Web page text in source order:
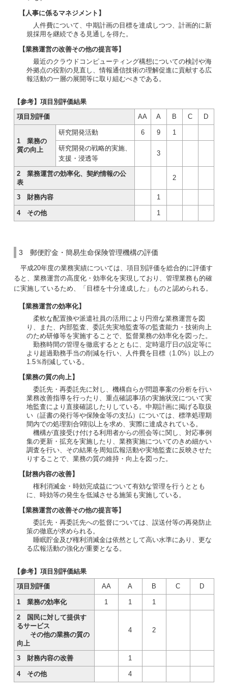
【人事に係るマネジメント】
人件費について、中期計画の目標を達成しつつ、計画的に新
規採用を継続できる見通しを得た。
【業務運営の改善その他の提言等】
最近のクラウドコンピューティング構想についての検討や海
外拠点の役割の見直し、情報通信技術の理解促進に貢献する広
報活動の一層の展開等に取り組むべきである。
【参考】項目別評価結果
項目別評価
AA A B C D
1 業務の
質の向上
研究開発活動 6 9 1
研究開発の戦略的実施、
支援・浸透等
3
2 業務運営の効率化、契約情報の公
表
2
3 財務内容 1
4 その他 1
3 郵便貯金・簡易生命保険管理機構の評価
平成20年度の業務実績については、項目別評価を総合的に評価す
ると、業務運営の高度化・効率化を実現しており、管理業務も的確
に実施しているため、「目標を十分達成した」ものと認められる。
【業務運営の効率化】
柔軟な配置換や派遣社員の活用により円滑な業務運営を図
り、また、内部監査、委託先実地監査等の監査能力・技術向上
のため研修等を実施することで、監督業務の効率化を図った。
勤務時間の管理を徹底するとともに、定時退庁日の設定等に
より超過勤務手当の削減を行い、人件費を目標（1.0%）以上の
1.5％削減している。
【業務の質の向上】
委託先・再委託先に対し、機構自らが問題事案の分析を行い
業務改善指導を行ったり、重点確認事項の実施状況について実
地監査により直接確認したりしている。中期計画に掲げる取扱
い（証書の発行等や保険金等の支払）については、標準処理期
間内での処理割合9割以上を求め、実際に達成されている。
機構が直接受け付ける利用者からの照会等に関し、対応事例
集の更新・拡充を実施したり、業務実施についてのきめ細かい
調査を行い、その結果を周知広報活動や実地監査に反映させた
りすることで、業務の質の維持・向上を図った。
【財務内容の改善】
権利消滅金・時効完成益について有効な管理を行うととも
に、時効等の発生を低減させる施策も実施している。
【業務運営の改善その他の提言等】
委託先・再委託先への監督については、誤送付等の再発防止
策の徹底が求められる。
睡眠貯金及び権利消滅金は依然として高い水準にあり、更な
る広報活動の強化が重要となる。
【参考】項目別評価結果
項目別評価
AA A B C D
1 業務の効率化 1 1
1
2 国民に対して提供す
るサービス
その他の業務の質の
向上
4 2
3 財務内容の改善 1
4 その他 4